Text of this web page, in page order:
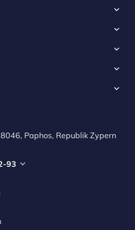
Paphos, Republik Zypern
93